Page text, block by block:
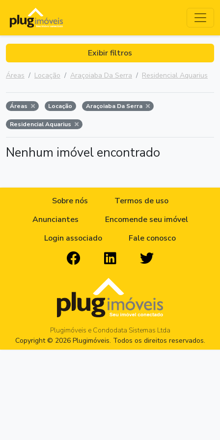
Exibir filtros
Áreas Locação Araçoiaba Da Serra Residencial Aquarius
Áreas Locação Araçoiaba Da Serra
Residencial Aquarius
Nenhum imóvel encontrado
Sobre nós
Termos de uso
Anunciantes
Encomende seu imóvel
Login associado
Fale conosco
Plugimóveis e Condodata Sistemas Ltda
Copyright © 2026 Plugimóveis. Todos os direitos reservados.